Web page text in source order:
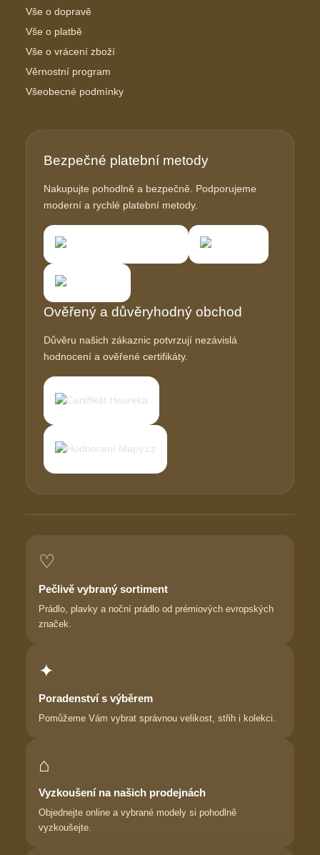
Vše o dopravě
Vše o platbě
Vše o vrácení zboží
Věrnostní program
Všeobecné podmínky
Bezpečné platební metody
Nakupujte pohodlně a bezpečně. Podporujeme
moderní a rychlé platební metody.
Ověřený a důvěryhodný obchod
Důvěru našich zákaznic potvrzují nezávislá
hodnocení a ověřené certifikáty.
♡
Pečlivě vybraný sortiment
Prádlo, plavky a noční prádlo od prémiových evropských
značek.
✦
Poradenství s výběrem
Pomůžeme Vám vybrat správnou velikost, střih i kolekci.
⌂
Vyzkoušení na našich prodejnách
Objednejte online a vybrané modely si pohodlně
vyzkoušejte.